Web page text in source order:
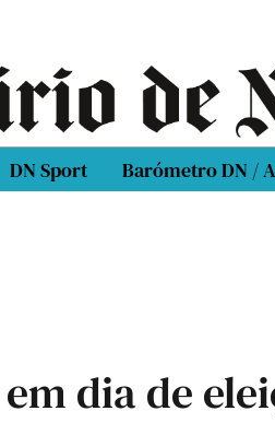
DN Sport Barómetro DN /
dia de